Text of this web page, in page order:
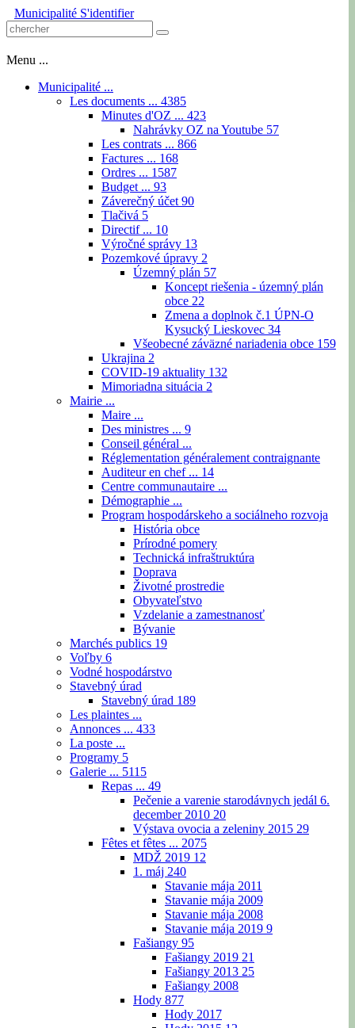
Municipalité S'identifier
Menu ...
Municipalité ...
Les documents ... 4385
Minutes d'OZ ... 423
Nahrávky OZ na Youtube 57
Les contrats ... 866
Factures ... 168
Ordres ... 1587
Budget ... 93
Záverečný účet 90
Tlačivá 5
Directif ... 10
Výročné správy 13
Pozemkové úpravy 2
Územný plán 57
Koncept riešenia - územný plán
obce 22
Zmena a doplnok č.1 ÚPN-O
Kysucký Lieskovec 34
Všeobecné záväzné nariadenia obce 159
Ukrajina 2
COVID-19 aktuality 132
Mimoriadna situácia 2
Mairie ...
Maire ...
Des ministres ... 9
Conseil général ...
Réglementation généralement contraignante
Auditeur en chef ... 14
Centre communautaire ...
Démographie ...
Program hospodárskeho a sociálneho rozvoja
História obce
Prírodné pomery
Technická infraštruktúra
Doprava
Životné prostredie
Obyvateľstvo
Vzdelanie a zamestnanosť
Bývanie
Marchés publics 19
Voľby 6
Vodné hospodárstvo
Stavebný úrad
Stavebný úrad 189
Les plaintes ...
Annonces ... 433
La poste ...
Programy 5
Galerie ... 5115
Repas ... 49
Pečenie a varenie starodávnych jedál 6.
december 2010 20
Výstava ovocia a zeleniny 2015 29
Fêtes et fêtes ... 2075
MDŽ 2019 12
1. máj 240
Stavanie mája 2011
Stavanie mája 2009
Stavanie mája 2008
Stavanie mája 2019 9
Fašiangy 95
Fašiangy 2019 21
Fašiangy 2013 25
Fašiangy 2008
Hody 877
Hody 2017